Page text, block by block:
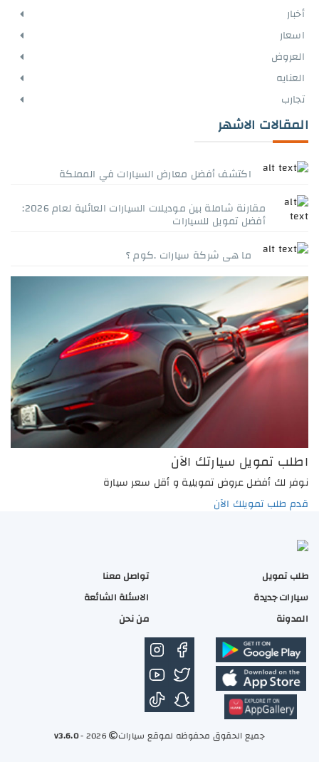
أخبار
اسعار
العروض
العنايه
تجارب
المقالات الاشهر
اكتشف أفضل معارض السيارات في المملكة
مقارنة شاملة بين موديلات السيارات العائلية لعام 2026:
أفضل تمويل للسيارات
ما هى شركة سيارات .كوم ؟
اطلب تمويل سيارتك الآن
نوفر لك أفضل عروض تمويلية و أقل سعر سيارة
قدم طلب تمويلك الآن
طلب تمويل
سيارات جديدة
المدونة
تواصل معنا
الاسئلة الشائعة
من نحن
جميع الحقوق محفوظه لموقع سيارات 2026 -
v3.6.0